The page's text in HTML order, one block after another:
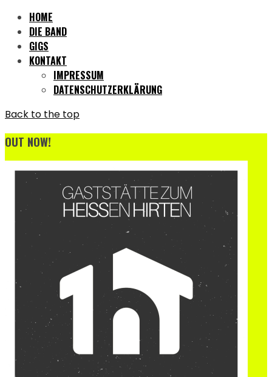
HOME
DIE BAND
GIGS
KONTAKT
IMPRESSUM
DATENSCHUTZERKLÄRUNG
Back to the top
OUT NOW!